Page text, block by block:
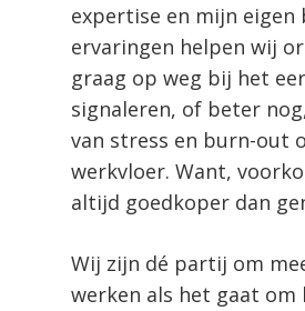
expertise en mijn eigen
ervaringen helpen wij
graag op weg bij het
signaleren, of beter
van stress en burn-out
werkvloer. Want,
altijd goedkoper dan
Wij zijn dé partij om
werken als het gaat om